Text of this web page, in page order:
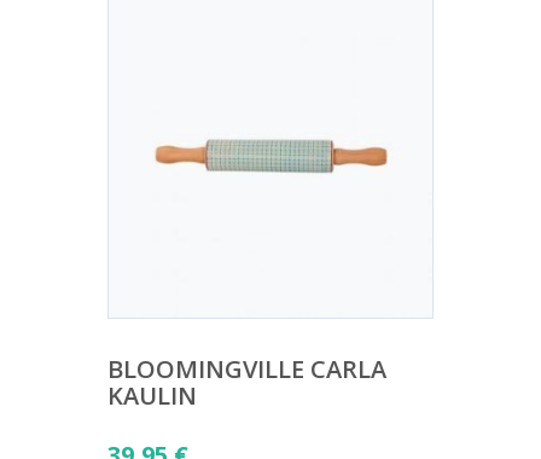
BLOOMINGVILLE CARLA
KAULIN